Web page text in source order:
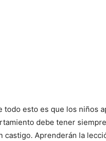
todo esto es que los niños
debe tener
castigo. Aprenderán la